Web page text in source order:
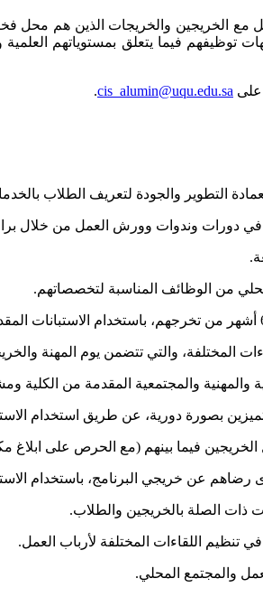
توظيفهم فيما يتعلق بمستوياتهم
على cis_alumin@uqu.edu.sa
.
التطوير والجودة لتعريف الطلاب
دورات وندوات وورش العمل من خلال
من الوظائف المناسبة لتخصصاتهم.
المختلفة، والتي تتضمن يوم المهنة
والمجتمعية المقدمة من الكلية
بصورة دورية، عن طريق استخدام
فيما بينهم (مع الحرص على ابلاغ
عن خريجي البرنامج، باستخدام
ذات الصلة بالخريجين والطلاب.
تنظيم اللقاءات المختلفة لأرباب العمل.
والمجتمع المحلي.